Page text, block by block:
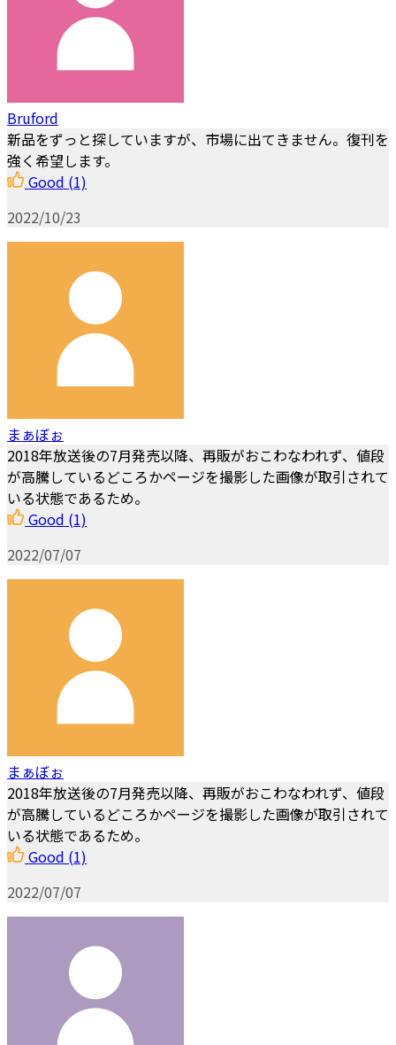
Bruford
新品をずっと探していますが、市場に出てきません。復刊を
強く希望します。
Good (1)
2022/10/23
まぁぼぉ
2018年放送後の7月発売以降、再販がおこわなわれず、値段
が高騰しているどころかページを撮影した画像が取引されて
いる状態であるため。
Good (1)
2022/07/07
まぁぼぉ
2018年放送後の7月発売以降、再販がおこわなわれず、値段
が高騰しているどころかページを撮影した画像が取引されて
いる状態であるため。
Good (1)
2022/07/07